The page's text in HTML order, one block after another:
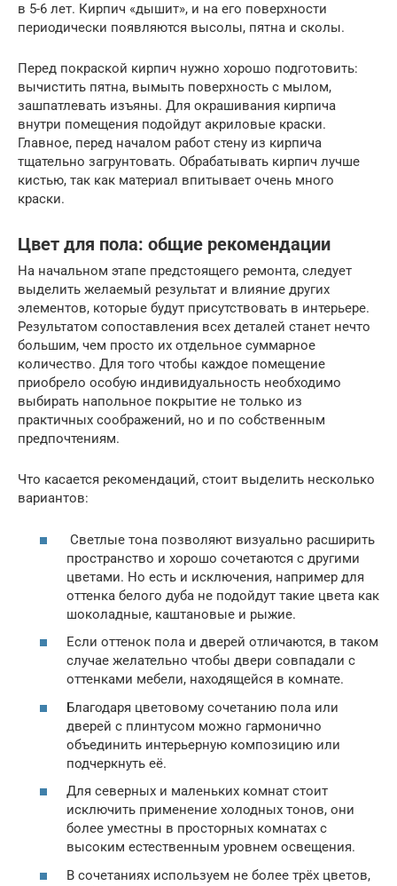
в 5-6 лет. Кирпич «дышит», и на его поверхности
периодически появляются высолы, пятна и сколы.
Перед покраской кирпич нужно хорошо подготовить:
вычистить пятна, вымыть поверхность с мылом,
зашпатлевать изъяны. Для окрашивания кирпича
внутри помещения подойдут акриловые краски.
Главное, перед началом работ стену из кирпича
тщательно загрунтовать. Обрабатывать кирпич лучше
кистью, так как материал впитывает очень много
краски.
Цвет для пола: общие рекомендации
На начальном этапе предстоящего ремонта, следует
выделить желаемый результат и влияние других
элементов, которые будут присутствовать в интерьере.
Результатом сопоставления всех деталей станет нечто
большим, чем просто их отдельное суммарное
количество. Для того чтобы каждое помещение
приобрело особую индивидуальность необходимо
выбирать напольное покрытие не только из
практичных соображений, но и по собственным
предпочтениям.
Что касается рекомендаций, стоит выделить несколько
вариантов:
Светлые тона позволяют визуально расширить
пространство и хорошо сочетаются с другими
цветами. Но есть и исключения, например для
оттенка белого дуба не подойдут такие цвета как
шоколадные, каштановые и рыжие.
Если оттенок пола и дверей отличаются, в таком
случае желательно чтобы двери совпадали с
оттенками мебели, находящейся в комнате.
Благодаря цветовому сочетанию пола или
дверей с плинтусом можно гармонично
объединить интерьерную композицию или
подчеркнуть её.
Для северных и маленьких комнат стоит
исключить применение холодных тонов, они
более уместны в просторных комнатах с
высоким естественным уровнем освещения.
В сочетаниях используем не более трёх цветов,